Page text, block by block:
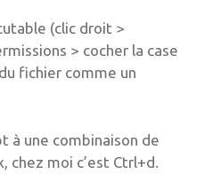
(clic droit >
> cocher la case
fichier comme un
à une combinaison de
chez moi c’est Ctrl+d.